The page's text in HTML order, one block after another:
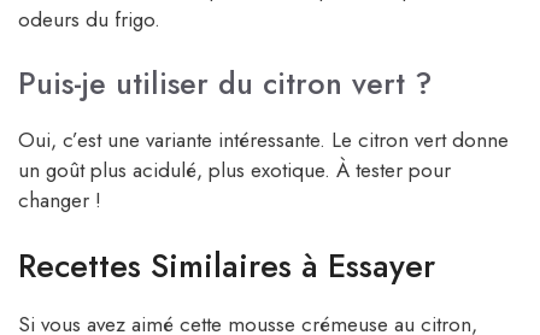
odeurs du frigo.
Puis-je utiliser du citron vert ?
Oui, c’est une variante intéressante. Le citron vert donne
un goût plus acidulé, plus exotique. À tester pour
changer !
Recettes Similaires à Essayer
Si vous avez aimé cette mousse crémeuse au citron,